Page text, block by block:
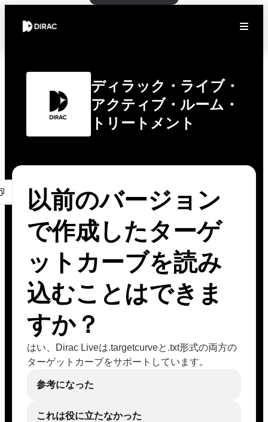
ディラック・ライブ・
アクティブ・ルーム・
トリートメント
以前のバージョン
で作成したターゲ
ットカーブを読み
込むことはできま
すか？
はい、Dirac Liveは.targetcurveと.txt形式の両方の
ターゲットカーブをサポートしています。
参考になった
これは役に立たなかった